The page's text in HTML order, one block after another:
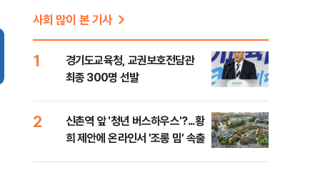
사회 많이 본 기사
1
경기도교육청, 교권보호전담관
최종 300명 선발
2
신촌역 앞 '청년 버스하우스'?...황
희 제안에 온라인서 '조롱 밈' 속출